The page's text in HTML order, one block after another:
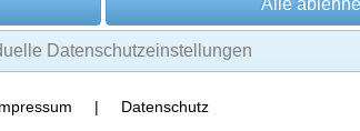
Kontakt
leider keine Produkte gefunden.
Datenschutzeinstellungen
| Datenschutz